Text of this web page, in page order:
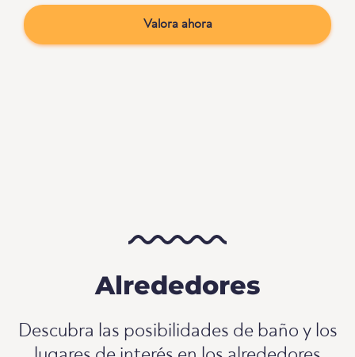
Valora ahora
Alrededores
Descubra las posibilidades de baño y los